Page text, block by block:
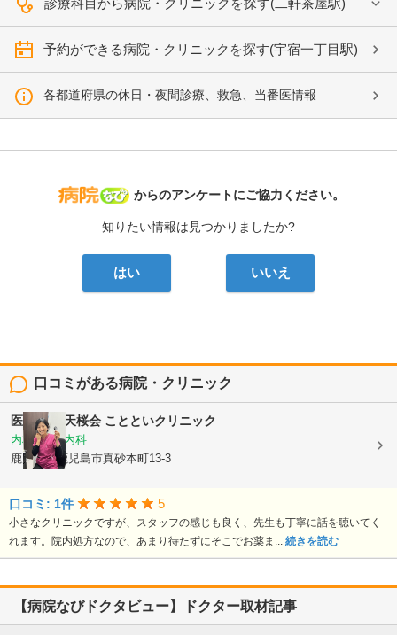
診療科目から病院・クリニックを探す(二軒茶屋駅)
予約ができる病院・クリニックを探す(宇宿一丁目駅)
各都道府県の休日・夜間診療、救急、当番医情報
病院なび
からのアンケートにご協力ください。
知りたい情報は見つかりましたか?
はい いいえ
口コミがある病院・クリニック
医療法人 天桜会 ことといクリニック
内科, 血液内科
鹿児島県鹿児島市真砂本町13-3
口コミ: 1件 5
小さなクリニックですが、スタッフの感じも良く、先生も丁寧に話を聴いてく
れます。院内処方なので、あまり待たずにそこでお薬ま... 続きを読む
【病院なびドクタビュー】ドクター取材記事